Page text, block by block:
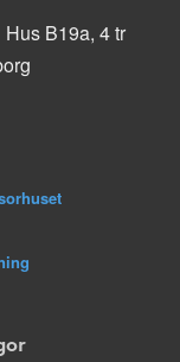
B19a, 4 tr